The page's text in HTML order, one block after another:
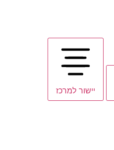
יישור למרכז